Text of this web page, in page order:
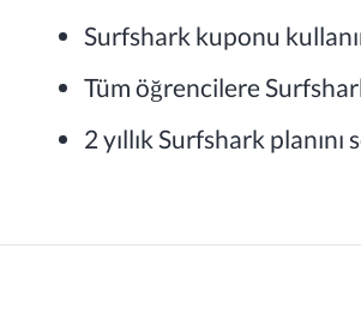
Surfshark kuponu
Tüm öğrencilere
2 yıllık Surfshark